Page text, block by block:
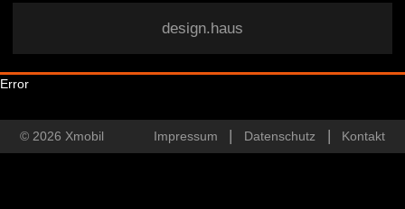
design.haus
Error
© 2026 Xmobil Impressum Datenschutz Kontakt